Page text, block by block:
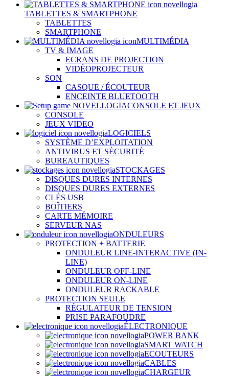
TABLETTES & SMARTPHONE
TABLETTES
SMARTPHONE
MULTIMÉDIA
TV & IMAGE
ECRANS DE PROJECTION
VIDÉOPROJECTEUR
SON
CASQUE / ÉCOUTEUR
ENCEINTE BLUETOOTH
CONSOLE ET JEUX
CONSOLE
JEUX VIDEO
LOGICIELS
SYSTÈME D’EXPLOITATION
ANTIVIRUS ET SÉCURITÉ
BUREAUTIQUES
STOCKAGES
DISQUES DURES INTERNES
DISQUES DURES EXTERNES
CLÉS USB
BOÎTIERS
CARTE MÉMOIRE
SERVEUR NAS
ONDULEURS
PROTECTION + BATTERIE
ONDULEUR LINE-INTERACTIVE (IN-
LINE)
ONDULEUR OFF-LINE
ONDULEUR ON-LINE
ONDULEUR RACKABLE
PROTECTION SEULE
RÉGULATEUR DE TENSION
PRISE PARAFOUDRE
ÉLECTRONIQUE
POWER BANK
SMART WATCH
ECOUTEURS
CABLES
CHARGEUR